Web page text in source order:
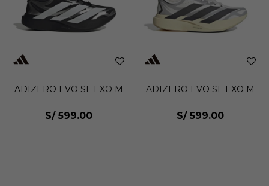
ADIZERO EVO SL EXO M
S/ 599.00
ADIZERO EVO SL EXO M
S/ 599.00